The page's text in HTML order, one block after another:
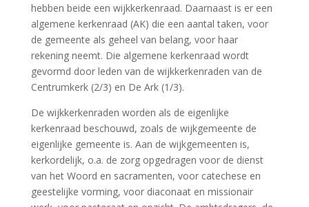
hebben beide een wijkkerkenraad. Daarnaast is er een
algemene kerkenraad (AK) die een aantal taken, voor
de gemeente als geheel van belang, voor haar
rekening neemt. Die algemene kerkenraad wordt
gevormd door leden van de wijkkerkenraden van de
Centrumkerk (2/3) en De Ark (1/3).
De wijkkerkenraden worden als de eigenlijke
kerkenraad beschouwd, zoals de wijkgemeente de
eigenlijke gemeente is. Aan de wijkgemeenten is,
kerkordelijk, o.a. de zorg opgedragen voor de dienst
van het Woord en sacramenten, voor catechese en
geestelijke vorming, voor diaconaat en missionair